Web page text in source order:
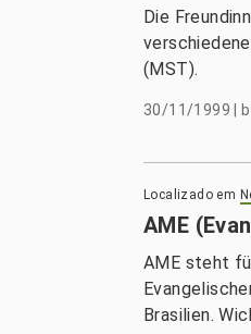
Die
(MST).
30/11/1999
Localizado em
AME
AME steht
Brasilien.